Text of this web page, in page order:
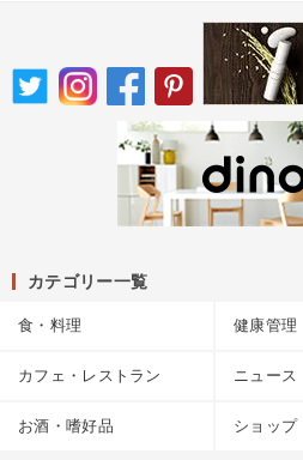
カテゴリー一覧
食・料理 健康管理
カフェ・レストラン ニュース
お酒・嗜好品 ショップ